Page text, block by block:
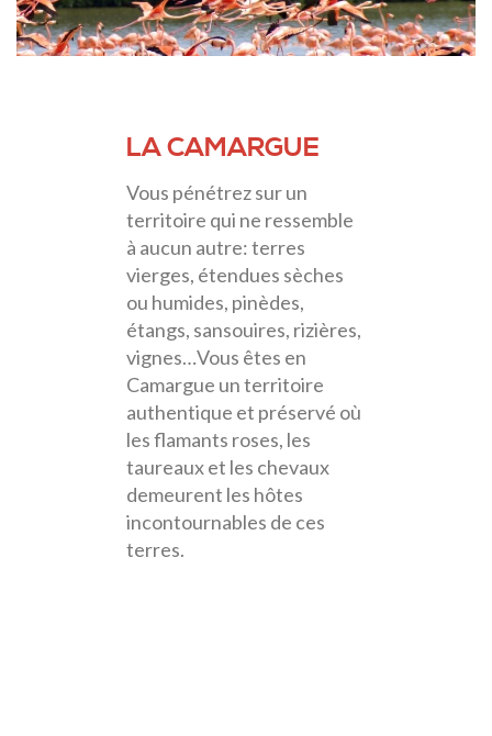
LA CAMARGUE
Vous pénétrez sur un
territoire qui ne ressemble
à aucun autre: terres
vierges, étendues sèches
ou humides, pinèdes,
étangs, sansouires, rizières,
vignes…Vous êtes en
Camargue un territoire
authentique et préservé où
les flamants roses, les
taureaux et les chevaux
demeurent les hôtes
incontournables de ces
terres.